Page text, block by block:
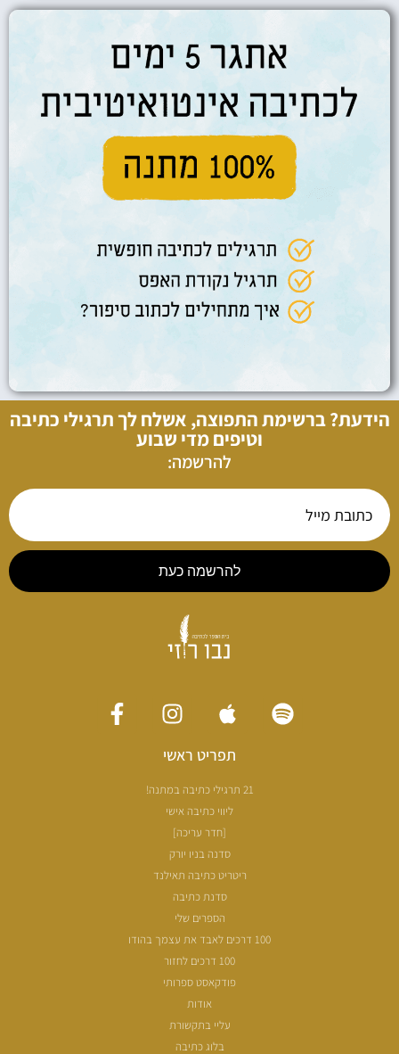
הידעת? ברשימת התפוצה, אשלח לך תרגילי כתיבה
וטיפים מדי שבוע
להרשמה:
להרשמה כעת
תפריט ראשי
21 תרגילי כתיבה במתנה!
ליווי כתיבה אישי
[חדר עריכה]
סדנה בניו יורק
ריטריט כתיבה תאילנד
סדנת כתיבה
הספרים שלי
100 דרכים לאבד את עצמך בהודו
100 דרכים לחזור
פודקאסט ספרותי
אודות
עליי בתקשורת
בלוג כתיבה